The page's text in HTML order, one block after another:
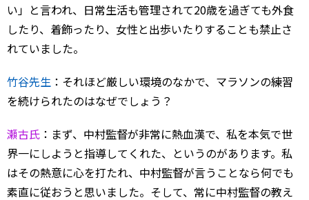
い」と言われ、日常生活も管理されて20歳を過ぎても外食
したり、着飾ったり、女性と出歩いたりすることも禁止さ
れていました。
竹谷先生 ：それほど厳しい環境のなかで、マラソンの練習
を続けられたのはなぜでしょう？
瀬古氏 ：まず、中村監督が非常に熱血漢で、私を本気で世
界一にしようと指導してくれた、というのがあります。私
はその熱意に心を打たれ、中村監督が言うことなら何でも
素直に従おうと思いました。そして、常に中村監督の教え